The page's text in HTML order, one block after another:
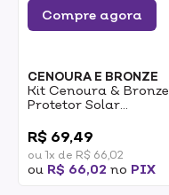
Compre agora
CENOURA E BRONZE
Kit Cenoura & Bronze
Protetor Solar
Protetor Solar Facial
FPS50 1un
R$ 69,49
ou 1x de R$ 66,02
ou R$ 66,02 no PIX